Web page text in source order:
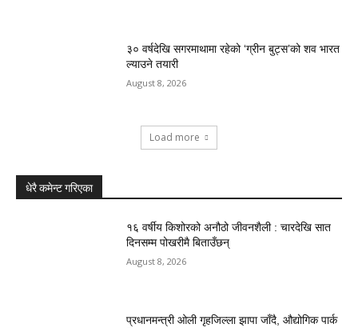
३० वर्षदेखि सगरमाथामा रहेको ‘ग्रीन बुट्स’को शव भारत
ल्याउने तयारी
August 8, 2026
Load more
धेरै कमेन्ट गरिएका
१६ वर्षीय किशोरको अनौठो जीवनशैली : चारदेखि सात
दिनसम्म पोखरीमै बिताउँछन्
August 8, 2026
प्रधानमन्त्री ओली गृहजिल्ला झापा जाँदै, औद्योगिक पार्क